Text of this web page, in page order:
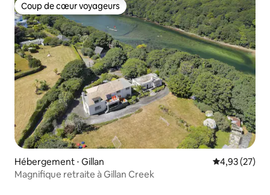
Coup de cœur voyageurs
Coup de cœur voyageurs
Hébergement ⋅ Gillan Évaluation
4,93 (27)
Magnifique retraite à Gillan Creek